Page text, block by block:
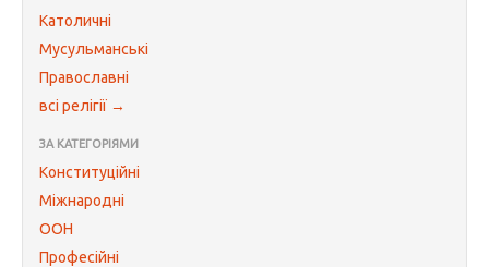
Католичні
Мусульманські
Православні
всі релігії →
ЗА КАТЕГОРІЯМИ
Конституційні
Міжнародні
ООН
Професійні